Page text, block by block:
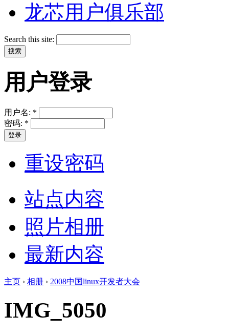
龙芯用户俱乐部
Search this site:
用户登录
用户名: *
密码: *
重设密码
站点内容
照片相册
最新内容
主页 › 相册 › 2008中国linux开发者大会
IMG_5050